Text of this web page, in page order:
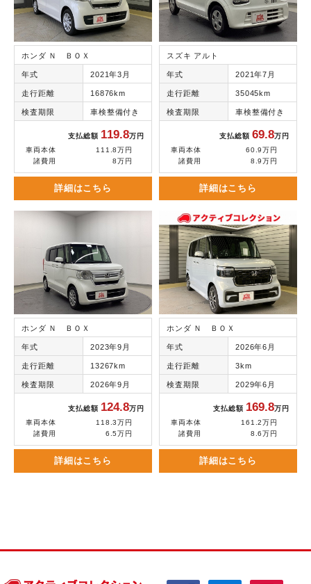
ホンダ Ｎ ＢＯＸ
年式 2021年3月
走行距離 16876km
検査期限 車検整備付き
支払総額 119.8万円
車両本体
111.8万円
諸費用
8万円
詳細はこちら
スズキ アルト
年式 2021年7月
走行距離 35045km
検査期限 車検整備付き
支払総額69.8万円
車両本体
60.9万円
諸費用
8.9万円
詳細はこちら
ホンダ Ｎ ＢＯＸ
年式 2023年9月
走行距離 13267km
検査期限 2026年9月
支払総額 124.8万円
車両本体
118.3万円
諸費用
6.5万円
詳細はこちら
ホンダ Ｎ ＢＯＸ
年式 2026年6月
走行距離 3km
検査期限 2029年6月
支払総額 169.8万円
車両本体
161.2万円
諸費用
8.6万円
詳細はこちら